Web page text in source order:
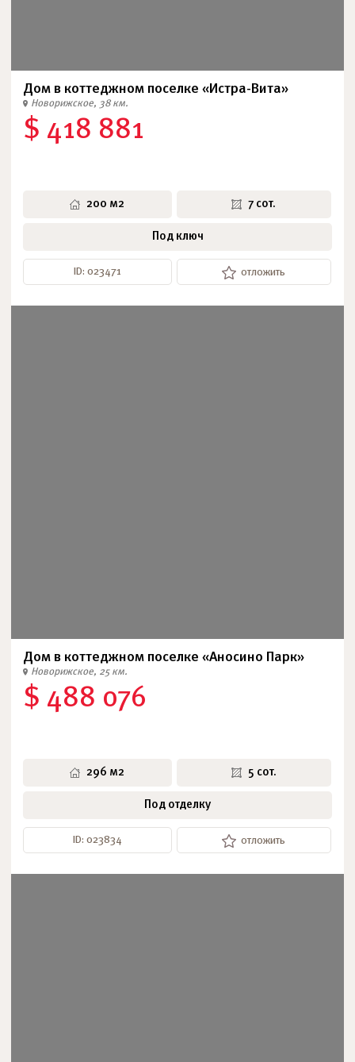
Дом в коттеджном поселке «Истра-Вита»
Новорижское, 38 км.
$ 418 881
200 м2 7 сот.
Под ключ
ID: 023471 отложить
Дом в коттеджном поселке «Аносино Парк»
Новорижское, 25 км.
$ 488 076
296 м2 5 сот.
Под отделку
ID: 023834 отложить